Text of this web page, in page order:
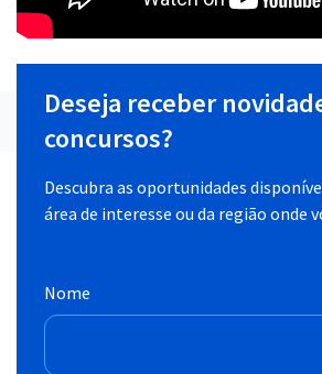
Deseja receber
concursos?
Descubra as oportunidades
área de interesse ou da região onde
Nome